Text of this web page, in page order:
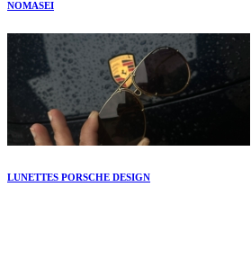
NOMASEI
LUNETTES PORSCHE DESIGN